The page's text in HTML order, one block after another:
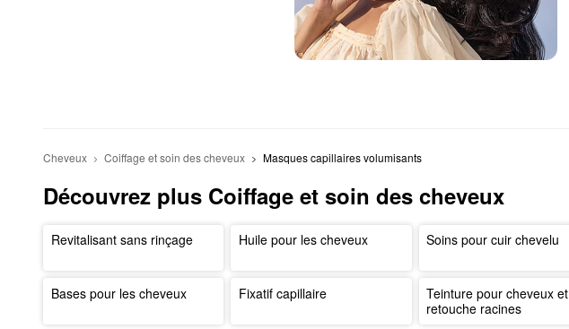
Cheveux Coiffage et soin des cheveux Masques capillaires volumisants
Découvrez plus Coiffage et soin des cheveux
Revitalisant sans rinçage Huile pour les cheveux Soins pour cuir chevelu
Bases pour les cheveux Fixatif capillaire
Teinture pour cheveux et
retouche racines